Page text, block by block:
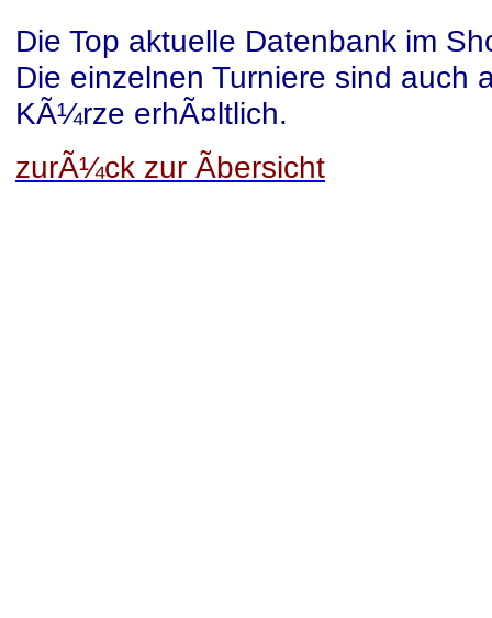
Die Top aktuelle Datenbank im
Die einzelnen Turniere sind auch
KÃ¼rze erhÃ¤ltlich.
zurÃ¼ck zur Ãbersicht